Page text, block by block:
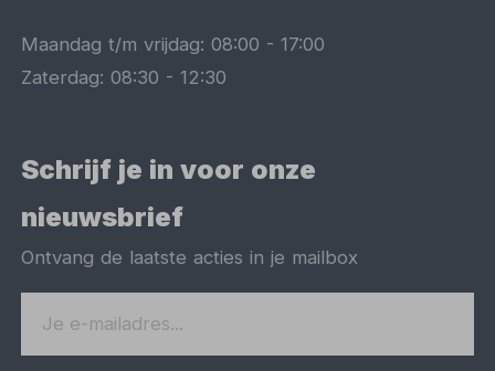
Maandag t/m vrijdag:08:00 -17:00
Zaterdag:08:30 -12:30
Schrijf je in voor onze
nieuwsbrief
Ontvang de laatste acties in je mailbox